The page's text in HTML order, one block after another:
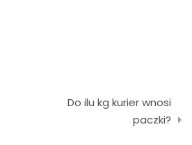
Do ilu kg kurier wnosi
paczki?